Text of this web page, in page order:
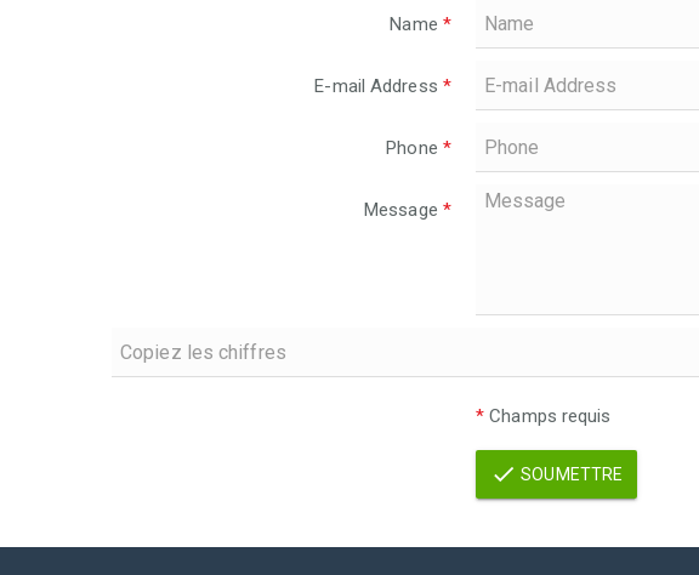
Name *
E-mail Address *
Phone *
Message *
* Champs requis
SOUMETTRE